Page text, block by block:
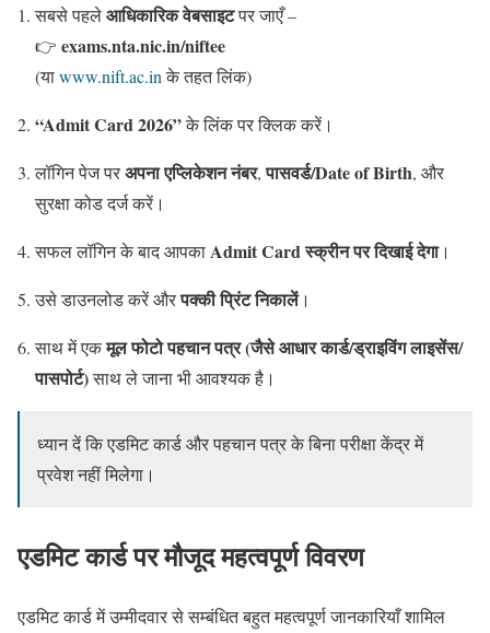
सबसे पहलेआधिकारिक वेबसाइटपर जाएँ –
👉 exams.nta.nic.in/niftee
(याwww.nift.ac.inके तहत लिंक)
“Admit Card 2026”के लिंक पर क्लिक करें।
लॉगिन पेज परअपना एप्लिकेशन नंबर,पासवर्ड/Date of Birth, और
सुरक्षा कोड दर्ज करें।
सफल लॉगिन के बाद आपकाAdmit Card स्क्रीन पर दिखाई देगा।
उसे डाउनलोड करें औरपक्की प्रिंट निकालें।
साथ में एकमूल फोटो पहचान पत्र (जैसे आधार कार्ड/ड्राइविंग लाइसेंस/
पासपोर्ट)साथ ले जाना भी आवश्यक है।
ध्यान दें कि एडमिट कार्ड और पहचान पत्र के बिना परीक्षा केंद्र में
प्रवेश नहीं मिलेगा।
एडमिट कार्ड पर मौजूद महत्वपूर्ण विवरण
एडमिट कार्ड में उम्मीदवार से सम्बंधित बहुत महत्वपूर्ण जानकारियाँ शामिल